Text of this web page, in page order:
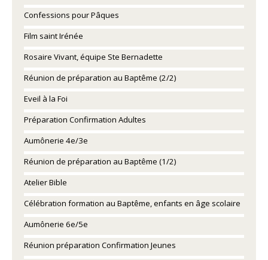
Confessions pour Pâques
Film saint Irénée
Rosaire Vivant, équipe Ste Bernadette
Réunion de préparation au Baptême (2/2)
Eveil à la Foi
Préparation Confirmation Adultes
Aumônerie 4e/3e
Réunion de préparation au Baptême (1/2)
Atelier Bible
Célébration formation au Baptême, enfants en âge scolaire
Aumônerie 6e/5e
Réunion préparation Confirmation Jeunes